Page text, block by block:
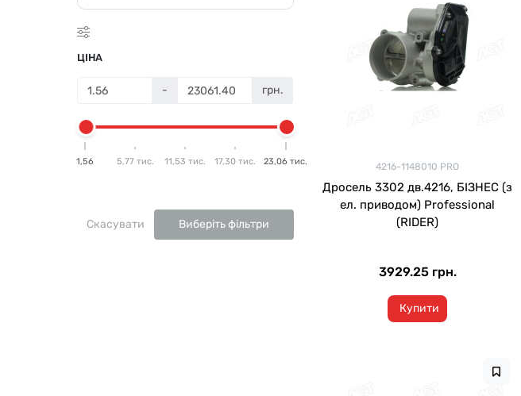
ЦІНА
- грн.
1,56 5,77 тис. 11,53 тис. 17,30 тис. 23,06 тис.
Скасувати Виберіть фільтри
4216-1148010 PRO
Дросель 3302 дв.4216, БІЗНЕС (з
ел. приводом) Professional
(RIDER)
3929.25 грн.
Купити